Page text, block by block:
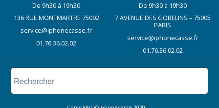
De 9h30 à 19h30
136 RUE MONTMARTRE 75002
service@iphonecasse.fr
01.76.36.02.02
De 9h30 à 19h30
7 AVENUE DES GOBELINS – 75005
PARIS
service@iphonecasse.fr
01.76.36.02.02